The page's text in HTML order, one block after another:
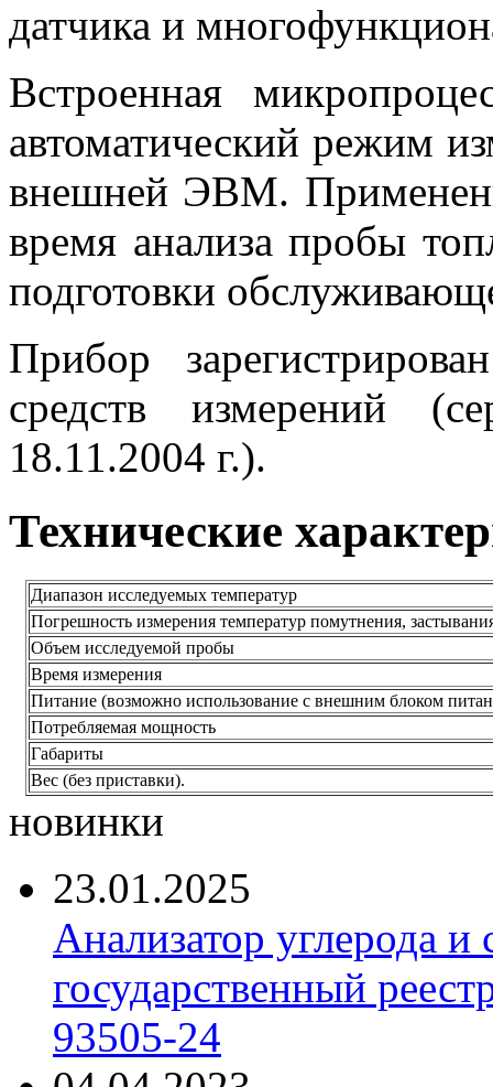
датчика и
Встроенная
автоматический режим
внешней ЭВМ.
время анализа пробы
подготовки
Прибор
средств измерений
18.11.2004 г.).
Технические
Диапазон исследуемых температур
Погрешность измерения температур помутнения,
Объем исследуемой пробы
Время измерения
Питание (возможно использование с внешним блоком
Потребляемая мощность
Габариты
Вес (без приставки).
новинки
23.01.2025
Анализатор углерода
государственный
93505-24